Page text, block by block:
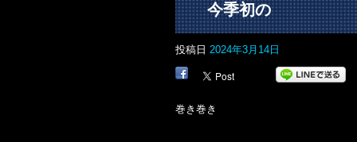
今季初の
投稿日 2024年3月14日
巻き巻き